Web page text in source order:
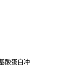
酸蛋白冲